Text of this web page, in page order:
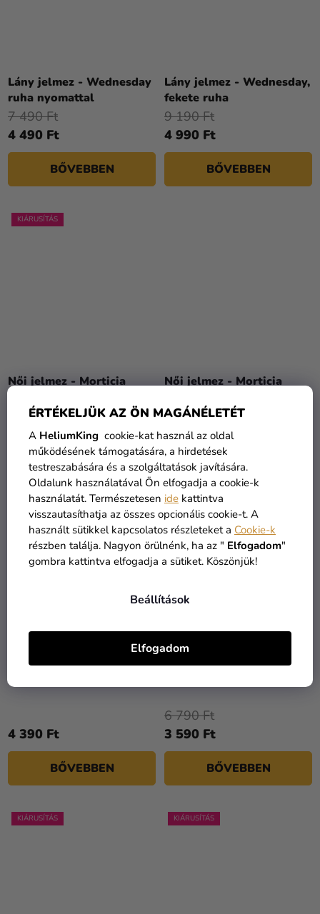
ÉRTÉKELJÜK AZ ÖN MAGÁNÉLETÉT
A HeliumKing cookie-kat használ az oldal
működésének támogatására, a hirdetések
testreszabására és a szolgáltatások javítására.
Oldalunk használatával Ön elfogadja a cookie-k
használatát. Természetesen ide kattintva
visszautasíthatja az összes opcionális cookie-t. A
használt sütikkel kapcsolatos részleteket a Cookie-k
részben találja. Nagyon örülnénk, ha az " Elfogadom"
gombra kattintva elfogadja a sütiket. Köszönjük!
Beállítások
Elfogadom
Lány jelmez - Wednesday
ruha nyomattal
4 490 Ft
7 490 Ft
BŐVEBBEN
Lány jelmez - Wednesday,
fekete ruha
4 990 Ft
9 190 Ft
BŐVEBBEN
KIÁRUSÍTÁS
Női jelmez - Morticia
8 390 Ft
13 990 Ft
BŐVEBBEN
Női jelmez - Morticia
9 690 Ft
BŐVEBBEN
KIÁRUSÍTÁS
Női jelmez - Morticia ruha
4 390 Ft
BŐVEBBEN
KIÁRUSÍTÁS
3 590 Ft
6 790 Ft
BŐVEBBEN
KIÁRUSÍTÁS KIÁRUSÍTÁS